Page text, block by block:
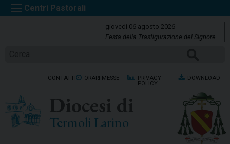
k
giovedì 06 agosto 2026
Festa della Trasfigurazione del Signore
CONTATTI ORARI MESSE
PRIVACY
POLICY
DOWNLOAD
Diocesi di
Termoli Larino